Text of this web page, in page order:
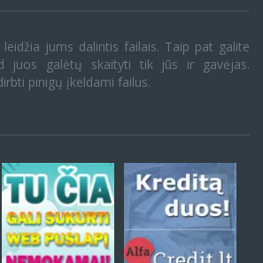
jums dalintis failais. Taip pat galite
juos galėtų skaityti tik jūs ir gavėjas.
pinigų įkeldami failus.